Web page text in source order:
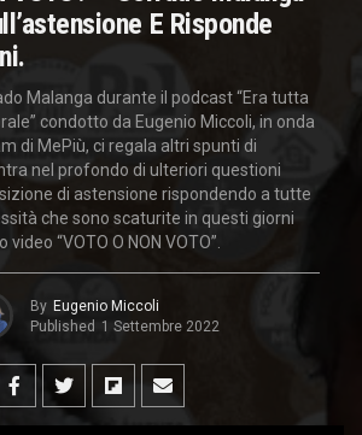
E Risponde
Malanga durante il podcast “Era tutta
condotto da Eugenio Miccoli, in onda
di MePiù, ci regala altri spunti di
nel profondo di ulteriori questioni
di astensione rispondendo a tutte
che sono scaturite in questi giorni
“VOTO O NON VOTO”.
By Eugenio Miccoli
Published 1 Settembre 2022